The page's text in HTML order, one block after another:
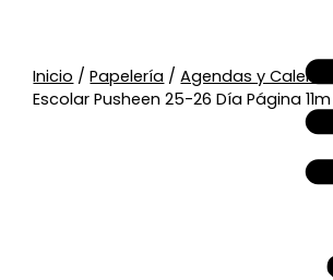
Inicio /Papelería /Agendas y
Escolar Pusheen 25-26 Día Página 11m